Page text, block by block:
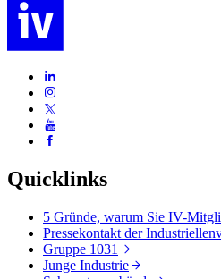
Quicklinks
5 Gründe, warum Sie IV-
Pressekontakt der
Gruppe 1031
Junge Industrie